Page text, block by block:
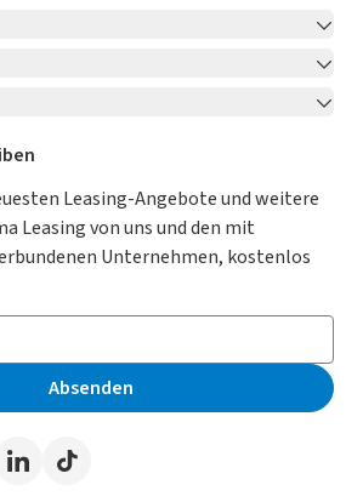
Leasing-Angebote und weitere
Leasing von uns und den mit
Unternehmen, kostenlos
Absenden